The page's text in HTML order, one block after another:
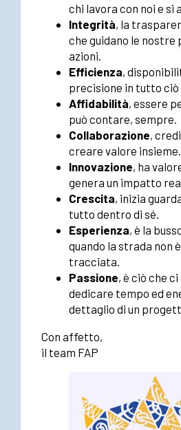
chi lavora con noi e si
Integrità, la
che guidano le nostre
azioni.
Efficienza,
precisione in tutto
Affidabilità, essere
può contare, sempre.
Collaborazione,
creare valore insieme.
Innovazione, ha
genera un impatto
Crescita, inizia
tutto dentro di sé.
Esperienza, è la
quando la strada non
tracciata.
Passione, è ciò che
dedicare tempo ed
dettaglio di un
Con affetto,
il team FAP